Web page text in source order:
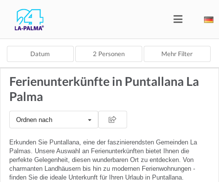
Datum 2 Personen Mehr Filter
Ferienunterkünfte in Puntallana La
Palma
Ordnen nach
Erkunden Sie Puntallana, eine der faszinierendsten Gemeinden La
Palmas. Unsere Auswahl an Ferienunterkünften bietet Ihnen die
perfekte Gelegenheit, diesen wunderbaren Ort zu entdecken. Von
charmanten Landhäusern bis hin zu modernen Ferienwohnungen -
finden Sie die ideale Unterkunft für Ihren Urlaub in Puntallana.